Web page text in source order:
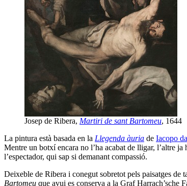
Josep de Ribera, Martiri de sant Bartomeu, 1644
La pintura està basada en la Llegenda àuria de Iacopo
Mentre un botxí encara no l’ha acabat de lligar, l’altre
l’espectador, qui sap si demanant compassió.
Deixeble de Ribera i conegut sobretot pels paisatges
Bartomeu que avui es conserva a la Graf Harrach’sche